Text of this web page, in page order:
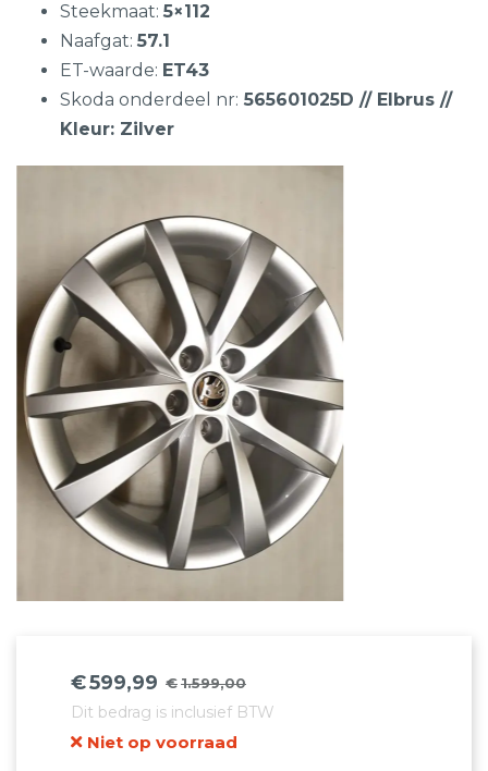
Steekmaat: 5×112
Naafgat: 57.1
ET-waarde: ET43
Skoda onderdeel nr: 565601025D // Elbrus //
Kleur: Zilver
€1.599,00
Oorspronkelijke
prijs
was:
€599,99
Huidige
prijs
is:
Dit bedrag is inclusief BTW
Niet op voorraad